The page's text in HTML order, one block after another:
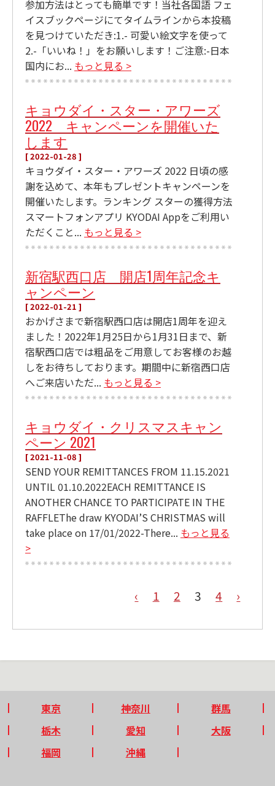
参加方法はとっても簡単です！当社各国語 フェ
イスブックページにてタイムラインから本投稿
を見つけていただき:1.- 可愛い絵文字を使って
2.-「いいね！」をお願いします！ご注意:-日本
国内にお... もっと見る >
キョウダイ・スター・アワーズ
2022 キャンペーンを開催いた
します
[ 2022-01-28 ]
キョウダイ・スター・アワーズ 2022 日頃の感
謝を込めて、本年もプレゼントキャンペーンを
開催いたします。ランキング スターの獲得方法
スマートフォンアプリ KYODAI Appをご利用い
ただくこと... もっと見る >
新宿駅西口店 開店1周年記念キ
ャンペーン
[ 2022-01-21 ]
おかげさまで新宿駅西口店は開店1周年を迎え
ました！2022年1月25日から1月31日まで、新
宿駅西口店では粗品をご用意してお客様のお越
しをお待ちしております。期間中に新宿西口店
へご来店いただ... もっと見る >
キョウダイ・クリスマスキャン
ペーン 2021
[ 2021-11-08 ]
SEND YOUR REMITTANCES FROM 11.15.2021
UNTIL 01.10.2022EACH REMITTANCE IS
ANOTHER CHANCE TO PARTICIPATE IN THE
RAFFLEThe draw KYODAI’S CHRISTMAS will
take place on 17/01/2022-There... もっと見る
>
‹ 1 2 3 4 ›
東京 神奈川
群馬
栃木
愛知
大阪
福岡
沖縄